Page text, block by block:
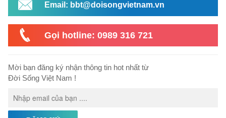
Email: bbt@doisongvietnam.vn
Gọi hotline: 0989 316 721
Mời bạn đăng ký nhận thông tin hot nhất từ
Đời Sống Việt Nam !